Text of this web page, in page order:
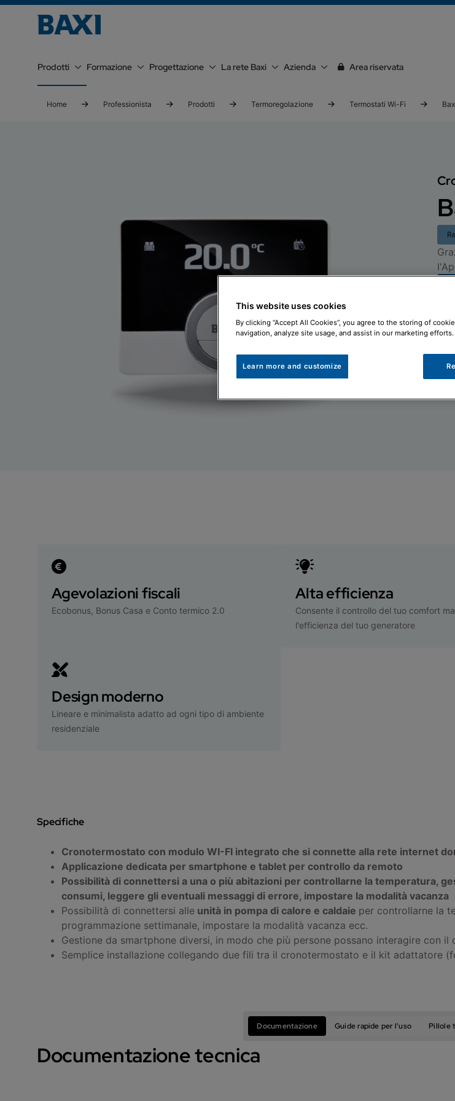
Prodotti Formazione Progettazione La rete Baxi Azienda Area riservata
Home Professionista Prodotti Termoregolazione Termostati Wi-Fi
Agevolazioni fiscali
Ecobonus, Bonus Casa e Conto termico 2.0
Alta efficienza
Consente il controllo del tuo comfort
l'efficienza del tuo generatore
Design moderno
Lineare e minimalista adatto ad ogni tipo di ambiente
residenziale
Specifiche
Cronotermostato con modulo WI-FI integrato che si connette alla rete internet
Applicazione dedicata per smartphone e tablet per controllo da remoto
Possibilità di connettersi a una o più abitazioni per controllarne la temperatura,
consumi, leggere gli eventuali messaggi di errore, impostare la modalità vacanza
Possibilità di connettersi alle unità in pompa di calore e caldaie per controllarne la
programmazione settimanale, impostare la modalità vacanza ecc.
Gestione da smartphone diversi, in modo che più persone possano interagire con il
Semplice installazione collegando due fili tra il cronotermostato e il kit adattatore
Documentazione Guide rapide per l'uso Pillole
Documentazione tecnica
This website uses cookies
By clicking “Accept All Cookies”, you agree to the storing of
navigation, analyze site usage, and assist in our marketing efforts.
Learn more and customize